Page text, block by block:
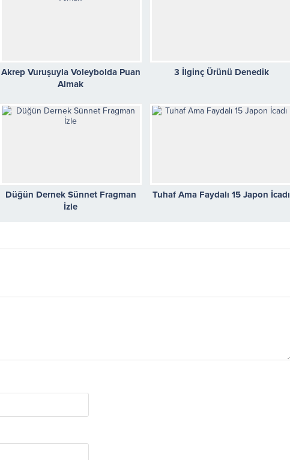
Akrep Vuruşuyla Voleybolda Puan
Almak
3 İlginç Ürünü Denedik
Düğün Dernek Sünnet Fragman
İzle
Tuhaf Ama Faydalı 15 Japon İcadı